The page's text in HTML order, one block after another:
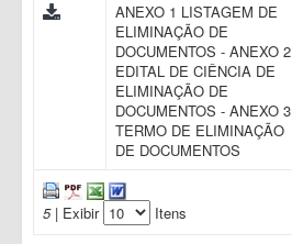
ANEXO 1 LISTAGEM DE
ELIMINAÇÃO DE
DOCUMENTOS - ANEXO 2
EDITAL DE CIÊNCIA DE
ELIMINAÇÃO DE
DOCUMENTOS - ANEXO 3
TERMO DE ELIMINAÇÃO
DE DOCUMENTOS
5| Exibir Itens